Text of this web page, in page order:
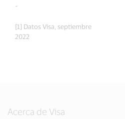
-
[1] Datos Visa, septiembre
Acerca de Visa